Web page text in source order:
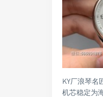
KY厂浪琴名
机芯稳定为